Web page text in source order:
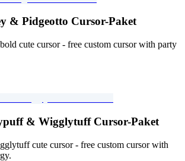
& Pidgeotto Cursor-Paket
cute cursor - free custom cursor with party
& Wigglytuff Cursor-Paket
cute cursor - free custom cursor with